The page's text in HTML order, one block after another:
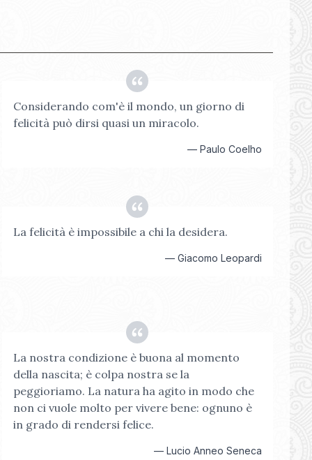
Considerando com'è il mondo, un giorno di
felicità può dirsi quasi un miracolo.
— Paulo Coelho
La felicità è impossibile a chi la desidera.
— Giacomo Leopardi
La nostra condizione è buona al momento
della nascita; è colpa nostra se la
peggioriamo. La natura ha agito in modo che
non ci vuole molto per vivere bene: ognuno è
in grado di rendersi felice.
— Lucio Anneo Seneca